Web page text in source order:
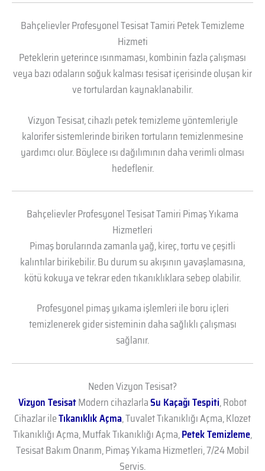
Bahçelievler Profesyonel Tesisat Tamiri Petek Temizleme
Hizmeti
Peteklerin yeterince ısınmaması, kombinin fazla çalışması
veya bazı odaların soğuk kalması tesisat içerisinde oluşan kir
ve tortulardan kaynaklanabilir.
Vizyon Tesisat, cihazlı petek temizleme yöntemleriyle
kalorifer sistemlerinde biriken tortuların temizlenmesine
yardımcı olur. Böylece ısı dağılımının daha verimli olması
hedeflenir.
Bahçelievler Profesyonel Tesisat Tamiri Pimaş Yıkama
Hizmetleri
Pimaş borularında zamanla yağ, kireç, tortu ve çeşitli
kalıntılar birikebilir. Bu durum su akışının yavaşlamasına,
kötü kokuya ve tekrar eden tıkanıklıklara sebep olabilir.
Profesyonel pimaş yıkama işlemleri ile boru içleri
temizlenerek gider sisteminin daha sağlıklı çalışması
sağlanır.
Neden Vizyon Tesisat?
Vizyon TesisatModern cihazlarlaSu Kaçağı Tespiti, Robot
Cihazlar ileTıkanıklık Açma, Tuvalet Tıkanıklığı Açma, Klozet
Tıkanıklığı Açma, Mutfak Tıkanıklığı Açma,Petek Temizleme,
Tesisat Bakım Onarım, Pimaş Yıkama Hizmetleri, 7/24 Mobil
Servis.